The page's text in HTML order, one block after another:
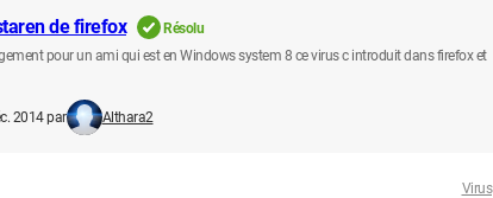
de firefox
Résolu
pour un ami qui est en Windows system 8 ce virus c introduit dans firefox et
2014 par Althara2
Virus